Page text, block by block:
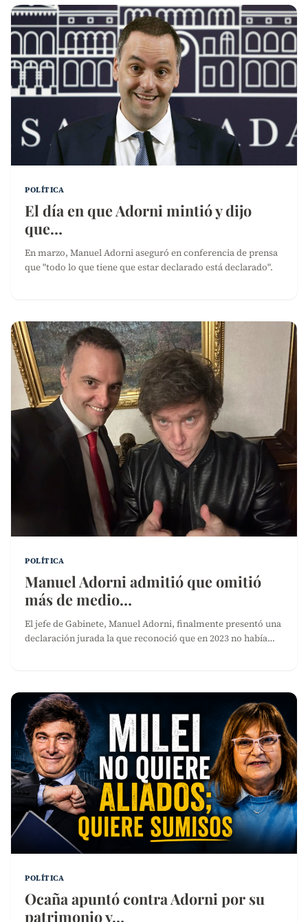
POLÍTICA
El día en que Adorni mintió y dijo
que…
En marzo, Manuel Adorni aseguró en conferencia de prensa
que "todo lo que tiene que estar declarado está declarado".
POLÍTICA
Manuel Adorni admitió que omitió
más de medio…
El jefe de Gabinete, Manuel Adorni, finalmente presentó una
declaración jurada la que reconoció que en 2023 no había…
POLÍTICA
Ocaña apuntó contra Adorni por su
patrimonio y…